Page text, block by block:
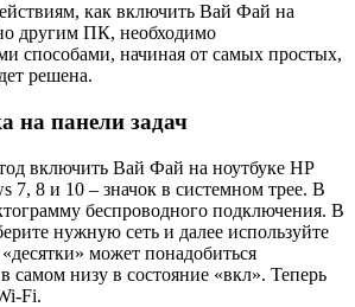
как включить Вай Фай на
другим ПК, необходимо
способами, начиная от самых простых,
решена.
на панели задач
включить Вай Фай на ноутбуке HP
7, 8 и 10 – значок в системном трее. В
беспроводного подключения. В
нужную сеть и далее используйте
может понадобиться
самом низу в состояние «вкл». Теперь
Fi.